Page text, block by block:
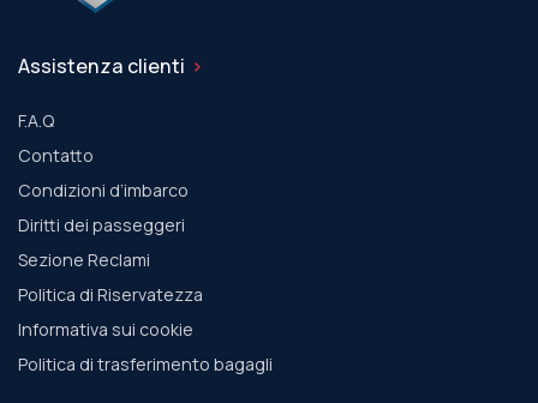
Assistenza clienti
F.A.Q
Contatto
Condizioni d’imbarco
Diritti dei passeggeri
Sezione Reclami
Politica di Riservatezza
Informativa sui cookie
Politica di trasferimento bagagli